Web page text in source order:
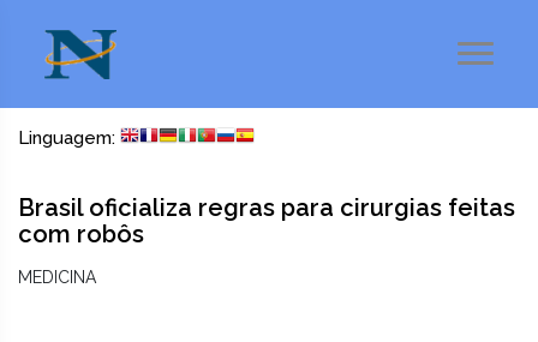
Linguagem:
Brasil oficializa regras para cirurgias feitas
com robôs
MEDICINA